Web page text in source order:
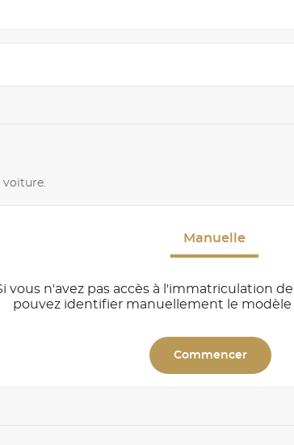
voiture.
Manuelle
vous n'avez pas accès à l'immatriculation
pouvez identifier manuellement le modèle
Commencer